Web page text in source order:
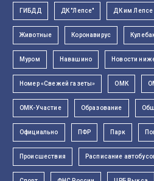
ГИБДД ДК "Лепсе" ДК им Лепсе
Животные Коронавирус
Муром Навашино Новости
Номер «Свежей газеты» ОМК
ОМК-Участие Образование
Официально ПФР Парк
Происшествия Расписание